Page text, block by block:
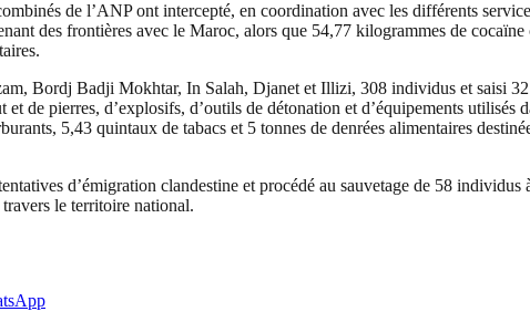
de l’ANP ont intercepté, en coordination avec les différents
des frontières avec le Maroc, alors que 54,77 kilogrammes de
Bordj Badji Mokhtar, In Salah, Djanet et Illizi, 308 individus et saisi
et de pierres, d’explosifs, d’outils de détonation et d’équipements
5,43 quintaux de tabacs et 5 tonnes de denrées alimentaires
d’émigration clandestine et procédé au sauvetage de 58
le territoire national.